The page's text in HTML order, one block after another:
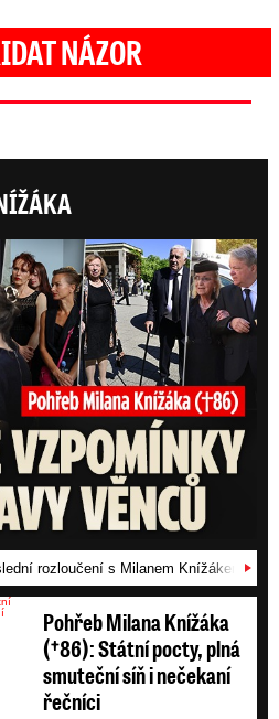
NÁZOR
rozloučení s Milanem Knížákem
Pohřeb Milana Knížáka
(†86): Státní pocty, plná
smuteční síň i nečekaní
řečníci